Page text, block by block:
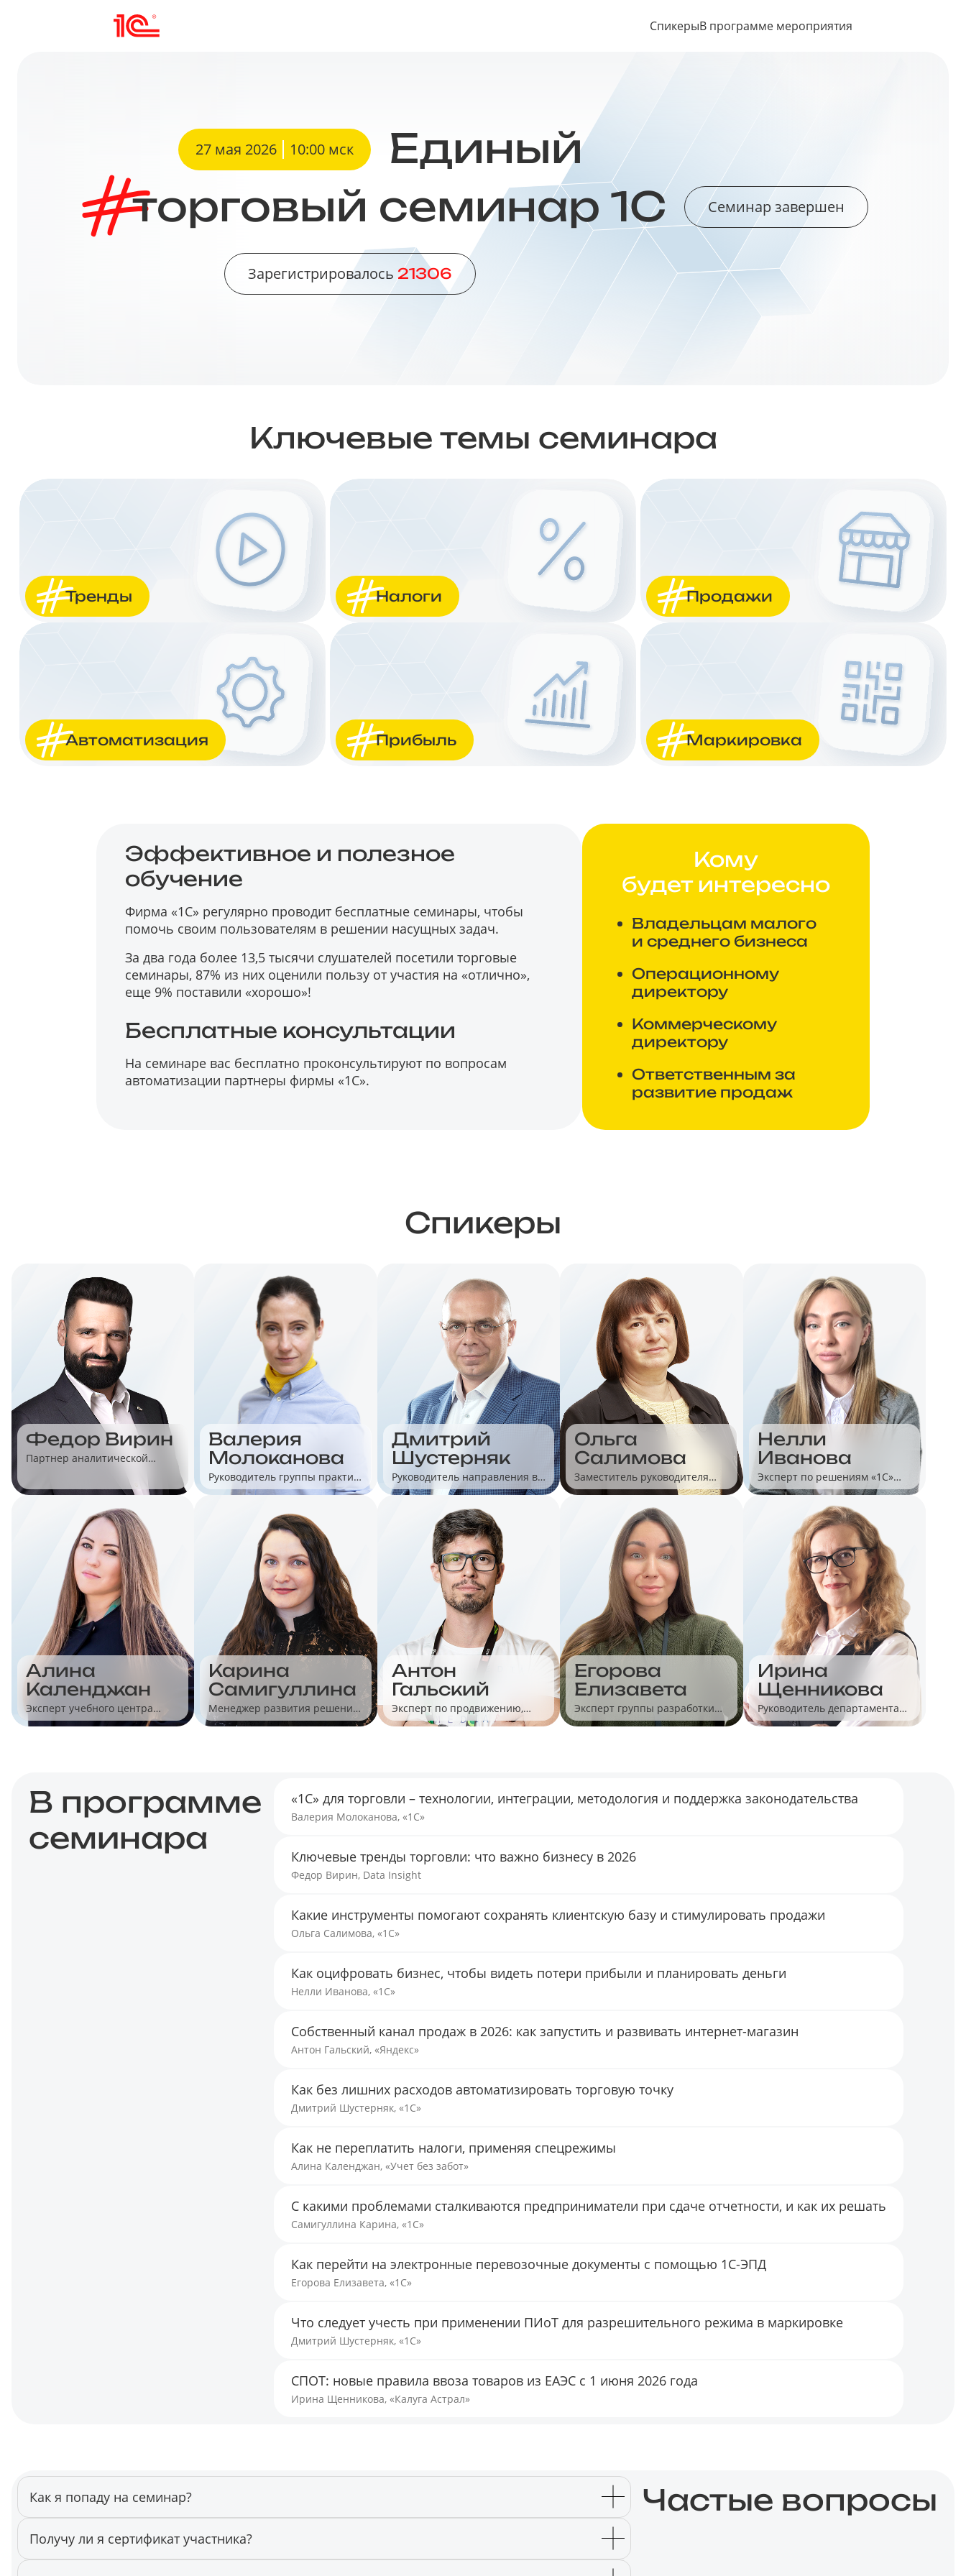
СпикерыВ программе мероприятия
27 мая 2026 10:00 мск
Единый
торговый семинар 1С Семинар завершен
Зарегистрировалось 21306
Ключевые темы семинара
Тренды Налоги Продажи
Автоматизация Прибыль Маркировка
Эффективное и полезное
обучение
Фирма «1С» регулярно проводит бесплатные семинары, чтобы
помочь своим пользователям в решении насущных задач.
За два года более 13,5 тысячи слушателей посетили торговые
семинары, 87% из них оценили пользу от участия на «отлично»,
еще 9% поставили «хорошо»!
Бесплатные консультации
На семинаре вас бесплатно проконсультируют по вопросам
автоматизации партнеры фирмы «1С».
Кому
будет интересно
Владельцам малого
и среднего бизнеса
Операционному
директору
Коммерческому
директору
Ответственным за
развитие продаж
Спикеры
Федор Вирин
Партнер аналитической
Валерия
Молоканова
Руководитель группы практик
автоматизации торговли в
Дмитрий
Шустерняк
Руководитель направления в
«1С»
Ольга
Салимова
Заместитель руководителя
отдела по методологии
розничной торговли
Нелли
Иванова
Эксперт по решениям «1С»
для автоматизации малого
бизнеса и розницы
Алина
Календжан
Эксперт учебного центра
"Учет без забот"
Карина
Самигуллина
Менеджер развития решений
для малого бизнеса
Антон
Гальский
Эксперт по продвижению,
Яндекс
Егорова
Елизавета
Эксперт группы разработки
сервиса 1С-ЭПД
Ирина
Щенникова
Руководитель департамента
продуктового маркетинга,
В программе
семинара
«1С» для торговли – технологии, интеграции, методология и поддержка законодательства
Валерия Молоканова, «1С»
Ключевые тренды торговли: что важно бизнесу в 2026
Федор Вирин, Data Insight
Какие инструменты помогают сохранять клиентскую базу и стимулировать продажи
Ольга Салимова, «1С»
Как оцифровать бизнес, чтобы видеть потери прибыли и планировать деньги
Нелли Иванова, «1С»
Собственный канал продаж в 2026: как запустить и развивать интернет-магазин
Антон Гальский, «Яндекс»
Как без лишних расходов автоматизировать торговую точку
Дмитрий Шустерняк, «1С»
Как не переплатить налоги, применяя спецрежимы
Алина Календжан, «Учет без забот»
С какими проблемами сталкиваются предприниматели при сдаче отчетности, и как их решать
Самигуллина Карина, «1С»
Как перейти на электронные перевозочные документы с помощью 1С-ЭПД
Егорова Елизавета, «1С»
Что следует учесть при применении ПИоТ для разрешительного режима в маркировке
Дмитрий Шустерняк, «1С»
СПОТ: новые правила ввоза товаров из ЕАЭС с 1 июня 2026 года
Ирина Щенникова, «Калуга Астрал»
Как я попаду на семинар?
Получу ли я сертификат участника?
Частые вопросы